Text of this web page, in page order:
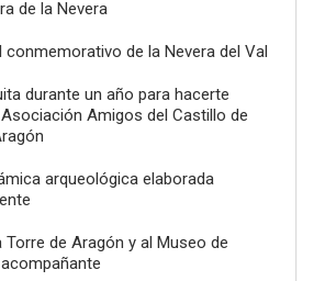
de la Nevera
conmemorativo de la Nevera del Val
durante un año para hacerte
Amigos del Castillo de
arqueológica elaborada
Torre de Aragón y al Museo de